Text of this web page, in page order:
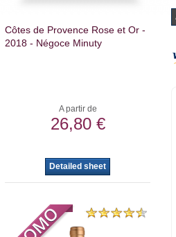
Côtes de Provence Rose et Or -
2018 - Négoce Minuty
A partir de
26,80 €
Detailed sheet